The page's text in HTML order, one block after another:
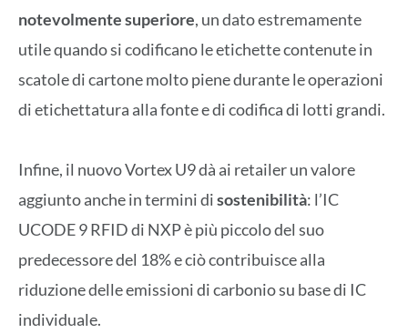
notevolmente superiore, un dato estremamente
utile quando si codificano le etichette contenute in
scatole di cartone molto piene durante le operazioni
di etichettatura alla fonte e di codifica di lotti grandi.
Infine, il nuovo Vortex U9 dà ai retailer un valore
aggiunto anche in termini disostenibilità: l’IC
UCODE 9 RFID di NXP è più piccolo del suo
predecessore del 18% e ciò contribuisce alla
riduzione delle emissioni di carbonio su base di IC
individuale.